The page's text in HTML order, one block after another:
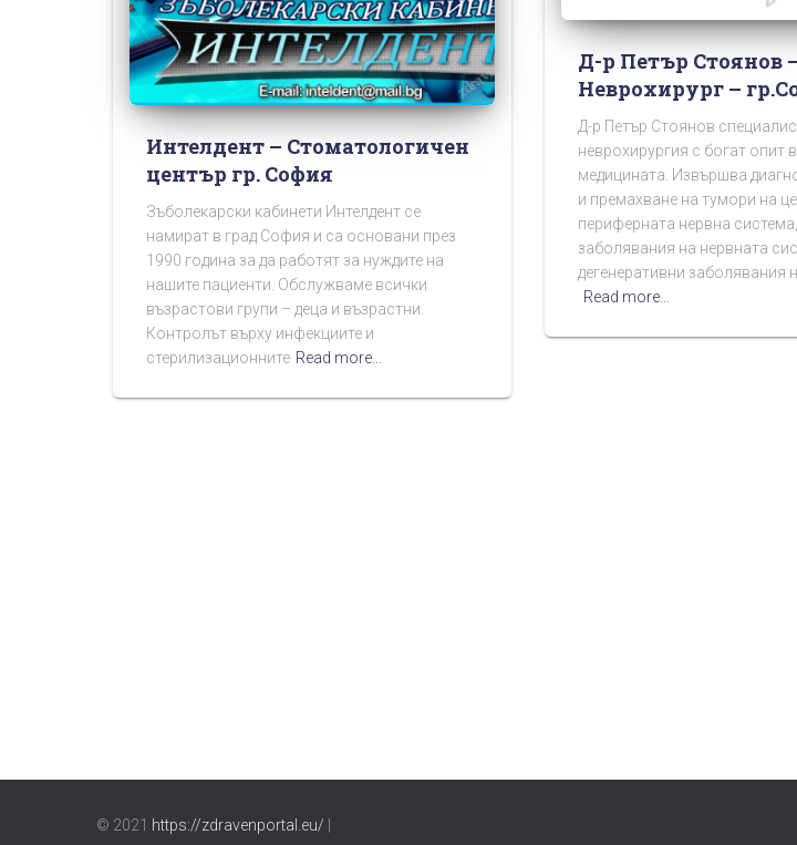
Интелдент – Стоматологичен
център гр. София
Зъболекарски кабинети Интелдент се
намират в град София и са основани през
1990 година за да работят за нуждите на
нашите пациенти. Обслужваме всички
възрастови групи – деца и възрастни.
Контролът върху инфекциите и
стерилизационните Read more…
Д-р Петър Стоянов
Неврохирург –
Д-р Петър Стоянов
неврохирургия с богат опит
медицината. Извършва
и премахване на тумори на
периферната нервна
заболявания на нервната
дегенеративни заболявания
Read more…
© 2021 https://zdravenportal.eu/